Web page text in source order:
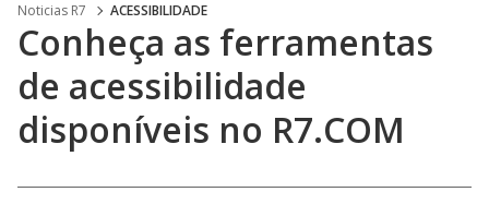
Noticias R7 ACESSIBILIDADE
Conheça as ferramentas
de acessibilidade
disponíveis no R7.COM